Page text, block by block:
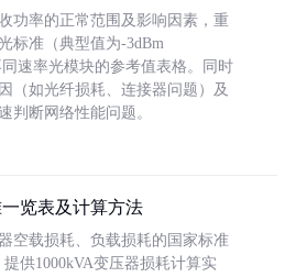
功率的正常范围及影响因素，重
标准（典型值为-3dBm
速率光模块的参考值表格。同时
（如光纤损耗、连接器问题）及
判断网络性能问题。
览表及计算方法
空载损耗、负载损耗的国家标准
提供1000kVA变压器损耗计算实